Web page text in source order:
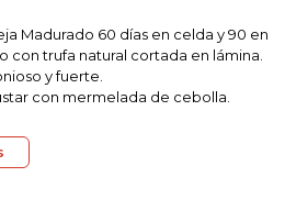
Madurado 60 días en celda y 90 en
con trufa natural cortada en lámina.
y fuerte.
con mermelada de cebolla.